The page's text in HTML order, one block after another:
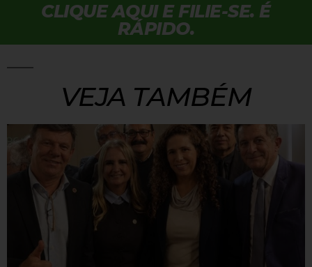
CLIQUE AQUI E FILIE-SE. É
RÁPIDO.
VEJA TAMBÉM